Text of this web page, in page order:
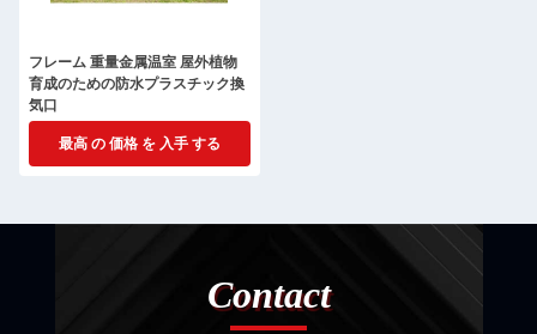
フレーム 重量金属温室 屋外植物
育成のための防水プラスチック換
気口
最高 の 価格 を 入手 する
Contact